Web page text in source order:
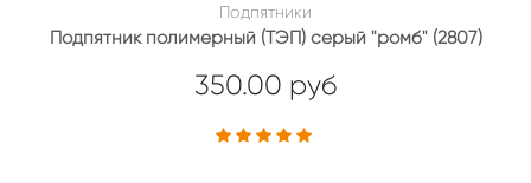
Подпятники
Подпятник полимерный (ТЭП) серый "ромб" (2807)
350.00 руб